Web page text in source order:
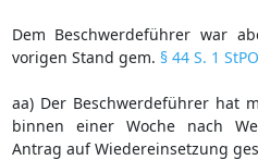
Dem Beschwerdeführer war
vorigen Stand gem. § 44 S. 1 StPO
aa) Der Beschwerdeführer hat
binnen einer Woche nach
Antrag auf Wiedereinsetzung